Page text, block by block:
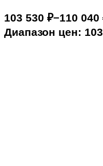
103 530 ₽–110 040
Диапазон цен: